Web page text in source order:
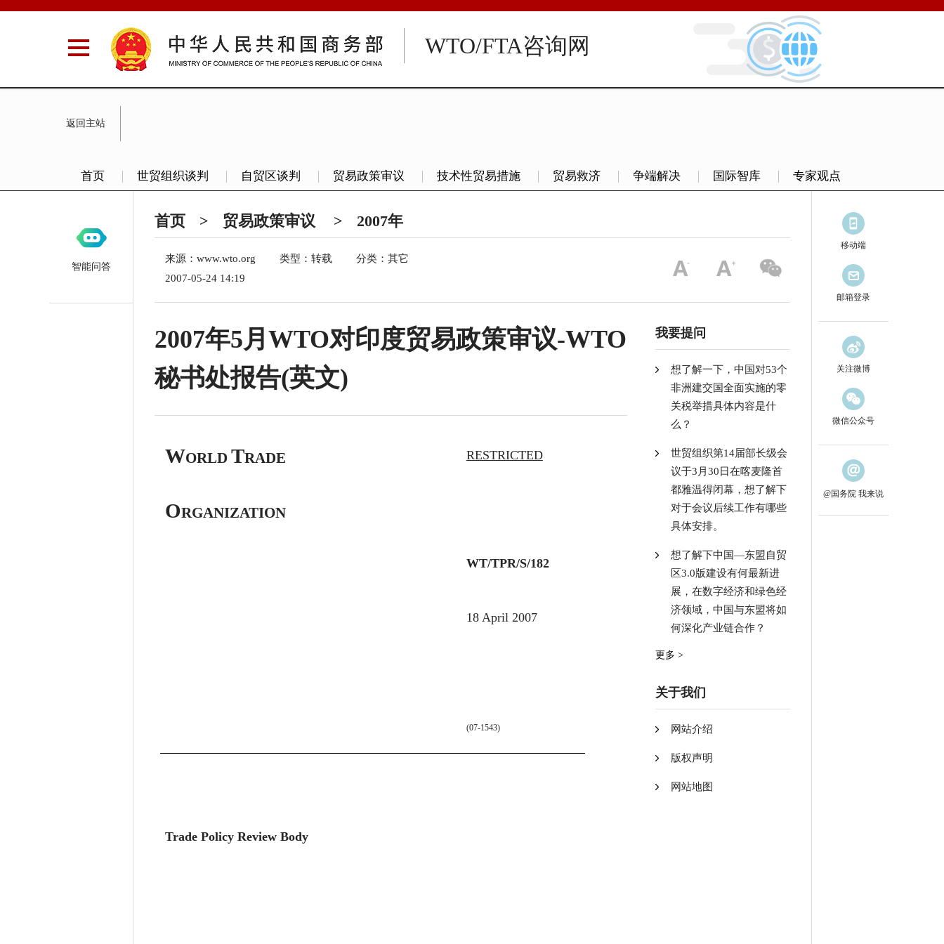
WTO/FTA咨询网
返回主站
首页 世贸组织谈判 自贸区谈判 贸易政策审议 技术性贸易措施 贸易救济 争端解决 国际智库 专家观点
首页 > 贸易政策审议 > 2007年
来源： www.wto.org 类型： 转载
分类：其它
2007-05-24 14:19
2007年5月WTO对印度贸易政策审议-WTO
秘书处报告(英文)
WorldTrade
Organization
RESTRICTED
WT/TPR/S/182
18 April 2007
(07-1543)
Trade Policy Review Body
我要提问
想了解一下，中国对53个
非洲建交国全面实施的零
关税举措具体内容是什
么？
世贸组织第14届部长级会
议于3月30日在喀麦隆首
都雅温得闭幕，想了解下
对于会议后续工作有哪些
具体安排。
想了解下中国—东盟自贸
区3.0版建设有何最新进
展，在数字经济和绿色经
济领域，中国与东盟将如
何深化产业链合作？
更多 >
关于我们
网站介绍
版权声明
网站地图
智能问答
移动端
邮箱登录
关注微博
微信公众号
@国务院 我来说